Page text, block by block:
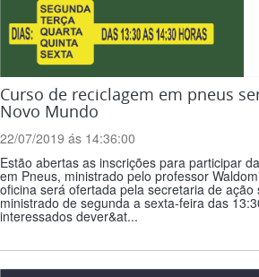
Curso de reciclagem em pneus
Novo Mundo
22/07/2019 ás 14:36:00
Estão abertas as inscrições para participar
em Pneus, ministrado pelo professor
oficina será ofertada pela secretaria de ação
ministrado de segunda a sexta-feira das
interessados dever&at...